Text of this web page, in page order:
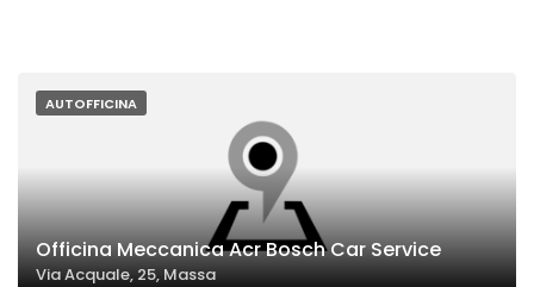
AUTOFFICINA
Officina Meccanica Acr Bosch Car Service
Via Acquale, 25, Massa